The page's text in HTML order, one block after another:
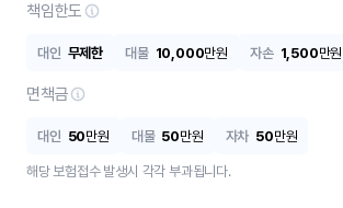
책임한도
대인 무제한 대물 10,000만원 자손 1,500만원
면책금
대인 50만원 대물 50만원 자차 50만원
해당 보험접수 발생시 각각 부과됩니다.